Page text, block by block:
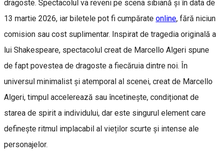
dragoste. Spectacolul va reveni pe scena sibiană și în data de
13 martie 2026, iar biletele pot fi cumpărate online, fără niciun
comision sau cost suplimentar. Inspirat de tragedia originală a
lui Shakespeare, spectacolul creat de Marcello Algeri spune
de fapt povestea de dragoste a fiecăruia dintre noi. În
universul minimalist și atemporal al scenei, creat de Marcello
Algeri, timpul accelerează sau încetinește, condiționat de
starea de spirit a individului, dar este singurul element care
definește ritmul implacabil al vieților scurte și intense ale
personajelor.